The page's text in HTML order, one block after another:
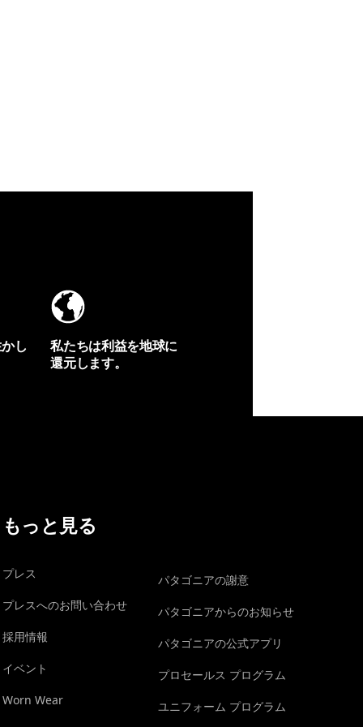
し
私たちは利益を地球に
還元します。
もっと見る
プレス
プレスへのお問い合わせ
採用情報
イベント
Worn Wear
パタゴニアの謝意
パタゴニアからのお知らせ
パタゴニアの公式アプリ
プロセールス プログラム
ユニフォーム プログラム